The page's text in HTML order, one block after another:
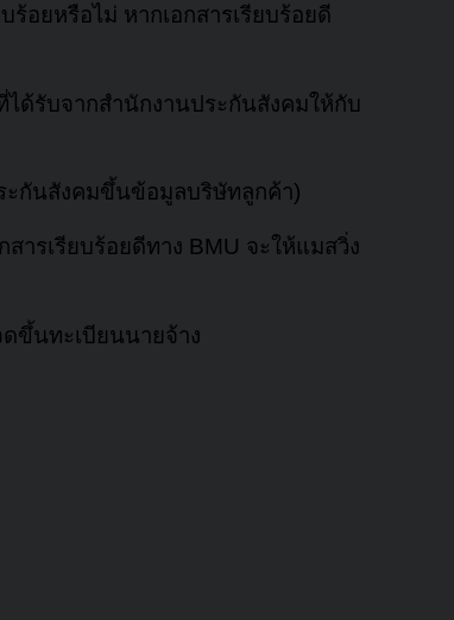
อยหรือไม่ หากเอกสารเรียบร้อยดี
ด้รับจากสำนักงานประกันสังคมให้กับ
ะกันสังคมขึ้นข้อมูลบริษัทลูกค้า)
รเรียบร้อยดีทาง BMU จะให้แมสวิ่ง
ดขึ้นทะเบียนนายจ้าง